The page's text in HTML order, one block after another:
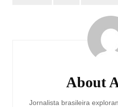
About
Jornalista brasileira